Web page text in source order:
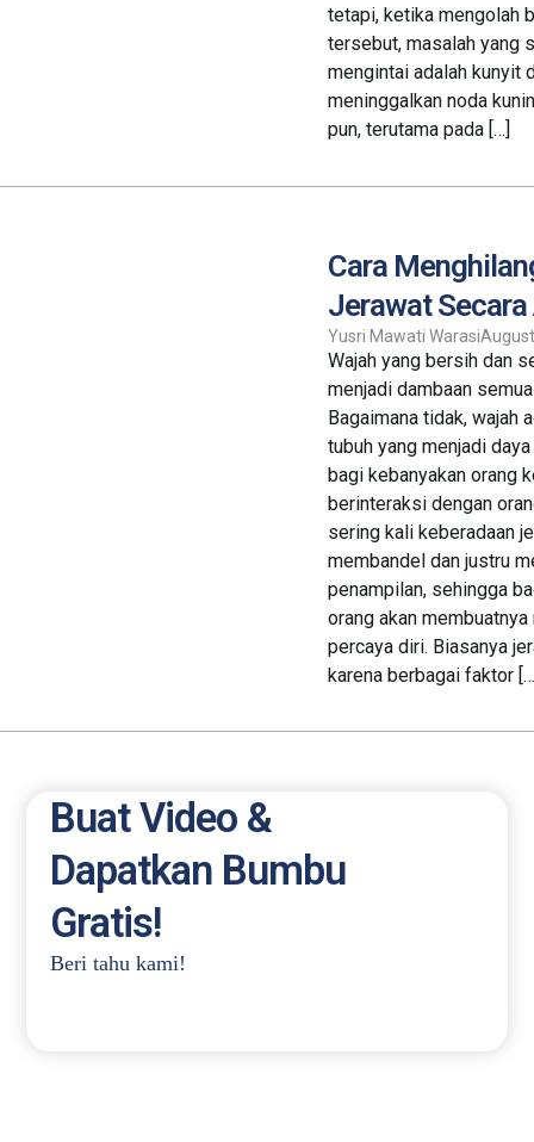
tetapi, ketika mengolah
tersebut, masalah yang
mengintai adalah kunyit
meninggalkan noda
pun, terutama pada […]
Cara
Jerawat
Yusri Mawati Warasi
Wajah yang bersih dan
menjadi dambaan
Bagaimana tidak, wajah
tubuh yang menjadi
bagi kebanyakan orang
berinteraksi dengan
sering kali keberadaan
membandel dan justru
penampilan, sehingga
orang akan
percaya diri. Biasanya
karena berbagai faktor
Buat Video &
Dapatkan Bumbu
Gratis!
Beri tahu kami!